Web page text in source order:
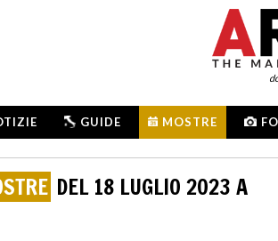
GUIDE MOSTRE
DEL 18 LUGLIO 2023 A